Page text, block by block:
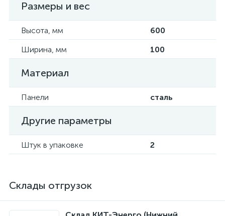
Размеры и вес
Высота, мм
600
Ширина, мм
100
Материал
Панели сталь
Другие параметры
Штук в упаковке 2
Склады отгрузок